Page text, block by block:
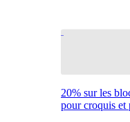
20% sur les
pour croquis et